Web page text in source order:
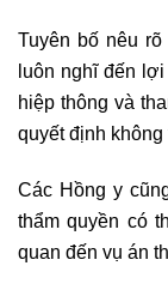
Tuyên bố nêu
luôn nghĩ đến
hiệp thông và
quyết định không
Các Hồng y
thẩm quyền có
quan đến vụ án